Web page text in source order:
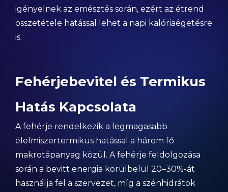
igényelnek az emésztés során, ezért az étrend
összetétele hatással lehet a napi kalóriaégetésre
is.
Fehérjebevitel és Termikus
Hatás Kapcsolata
A fehérje rendelkezik a legmagasabb
élelmiszertermikus hatással a három fő
makrotápanyag közül. A fehérje feldolgozása
során a bevitt energia körülbelül 20–30%-át
használja fel a szervezet, míg a szénhidrátok